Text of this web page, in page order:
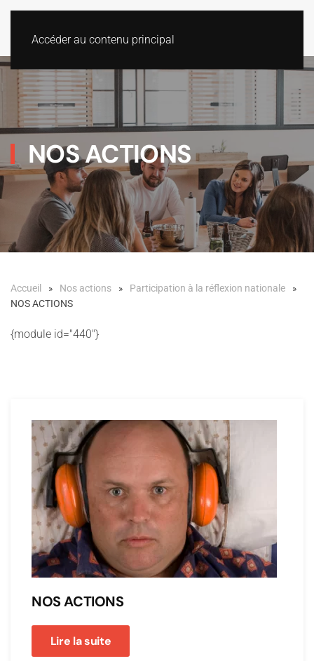
Accéder au contenu principal
NOS ACTIONS
Accueil Nos actions
Participation à la réflexion nationale
NOS ACTIONS
{module id="440"}
NOS ACTIONS
Lire la suite